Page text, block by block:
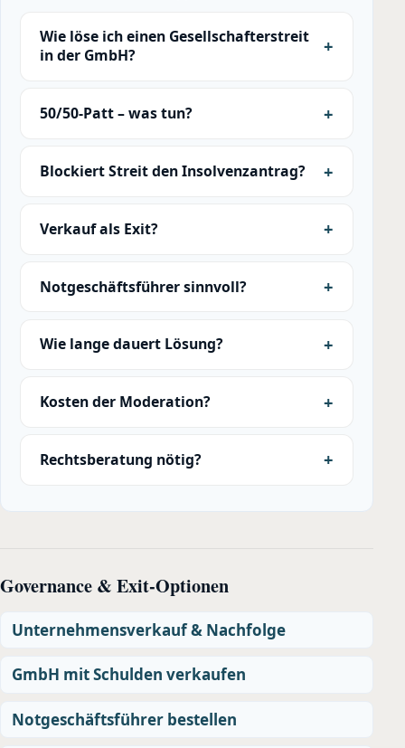
Wie löse ich einen Gesellschafterstreit
in der GmbH?
50/50-Patt – was tun?
Blockiert Streit den Insolvenzantrag?
Verkauf als Exit?
Notgeschäftsführer sinnvoll?
Wie lange dauert Lösung?
Kosten der Moderation?
Rechtsberatung nötig?
Governance & Exit-Optionen
Unternehmensverkauf & Nachfolge
GmbH mit Schulden verkaufen
Notgeschäftsführer bestellen